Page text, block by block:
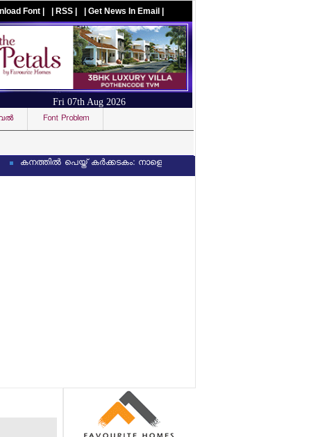
Font | | RSS | | Get News In Email |
Fri 07th Aug 2026
Font Problem
പെയ്ത് കര്‍ക്കടകം: നാളെയും (8/7/2026) ഏഴ് ജില്ലകളില്‍ ഓറഞ്ച്